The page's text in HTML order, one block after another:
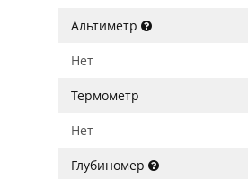
Альтиметр
Нет
Термометр
Нет
Глубиномер